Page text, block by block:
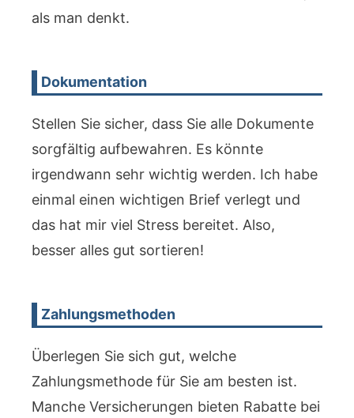
als man denkt.
Dokumentation
Stellen Sie sicher, dass Sie alle Dokumente
sorgfältig aufbewahren. Es könnte
irgendwann sehr wichtig werden. Ich habe
einmal einen wichtigen Brief verlegt und
das hat mir viel Stress bereitet. Also,
besser alles gut sortieren!
Zahlungsmethoden
Überlegen Sie sich gut, welche
Zahlungsmethode für Sie am besten ist.
Manche Versicherungen bieten Rabatte bei